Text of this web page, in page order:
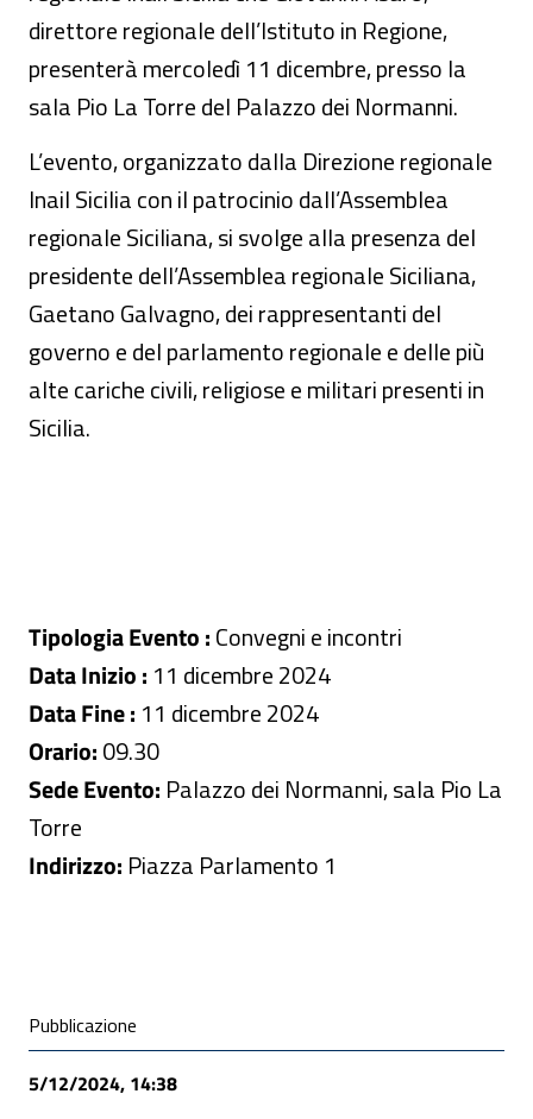
direttore regionale dell’Istituto in Regione,
presenterà mercoledì 11 dicembre, presso la
sala Pio La Torre del Palazzo dei Normanni.
L’evento, organizzato dalla Direzione regionale
Inail Sicilia con il patrocinio dall’Assemblea
regionale Siciliana, si svolge alla presenza del
presidente dell’Assemblea regionale Siciliana,
Gaetano Galvagno, dei rappresentanti del
governo e del parlamento regionale e delle più
alte cariche civili, religiose e militari presenti in
Sicilia.
Tipologia Evento :Convegni e incontri
Data Inizio : 11 dicembre 2024
Data Fine : 11 dicembre 2024
Orario:09.30
Sede Evento: Palazzo dei Normanni, sala Pio La
Torre
Indirizzo: Piazza Parlamento 1
Condivisione social
Pubblicazione
5/12/2024, 14:38